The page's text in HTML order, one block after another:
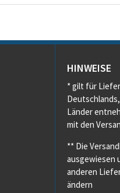
HINWEISE
* gilt für
Länder
mit den
** Die
ausgewiesen
anderen
ändern